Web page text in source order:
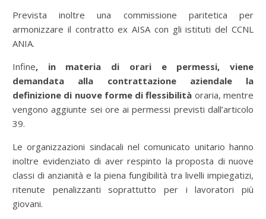
Prevista inoltre una commissione paritetica per
armonizzare il contratto ex AISA con gli istituti del CCNL
ANIA.
Infine, in materia di orari e permessi, viene
demandata alla contrattazione aziendale la
definizione di nuove forme di flessibilità oraria, mentre
vengono aggiunte sei ore ai permessi previsti dall’articolo
39.
Le organizzazioni sindacali nel comunicato unitario hanno
inoltre evidenziato di aver respinto la proposta di nuove
classi di anzianità e la piena fungibilità tra livelli impiegatizi,
ritenute penalizzanti soprattutto per i lavoratori più
giovani.